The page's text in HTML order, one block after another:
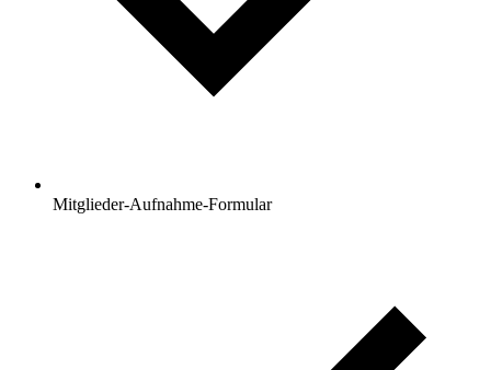
Mitglieder-Aufnahme-Formular